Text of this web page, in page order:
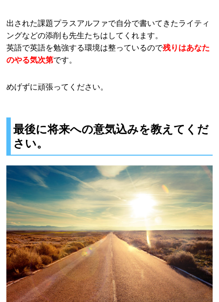
出された課題プラスアルファで自分で書いてきたライティ
ングなどの添削も先生たちはしてくれます。
英語で英語を勉強する環境は整っているので残りはあなた
のやる気次第です。
めげずに頑張ってください。
最後に将来への意気込みを教えてくだ
さい。